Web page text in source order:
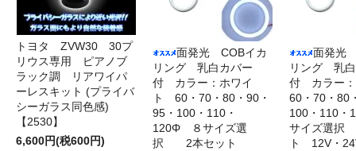
トヨタ ZVW30 30プ
リウス専用 ピアノブ
ラック調 リアワイパ
ーレスキット (プライバ
シーガラス同色感)
【2530】
6,600円(税600円)
面発光 COBイカ
リング 乳白カバー
付 カラー：ホワイ
ト 60・70・80・90・
95・100・110・
120Φ ８サイズ選
択 2本セット
面発光
リング 乳
付 カラー
60・70・80
100・110
サイズ選
ト 12V・